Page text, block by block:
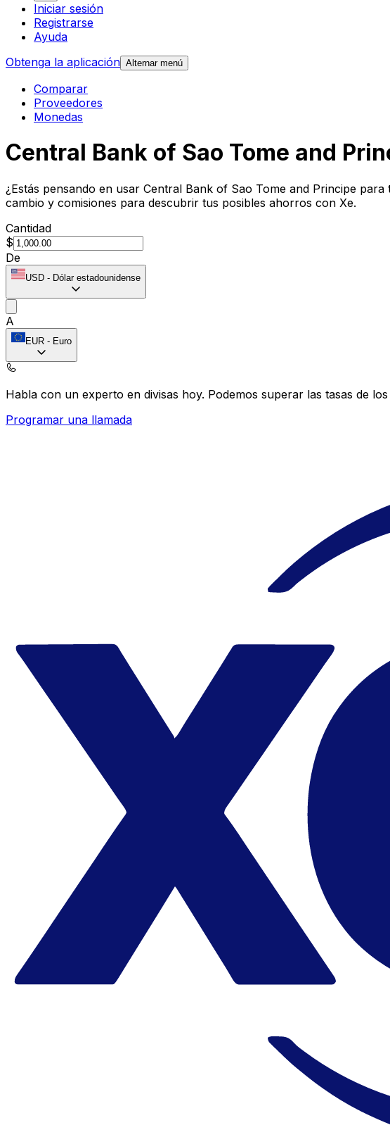
Iniciar sesión
Registrarse
Ayuda
Obtenga la aplicación Alternar menú
Comparar
Proveedores
Monedas
Central Bank of Sao Tome and
¿Estás pensando en usar Central Bank of Sao Tome and Principe
cambio y comisiones para descubrir tus posibles ahorros con Xe.
Cantidad
$
De
USD - Dólar estadounidense
A
EUR - Euro
Habla con un experto en divisas hoy. Podemos superar las tasas de
Programar una llamada